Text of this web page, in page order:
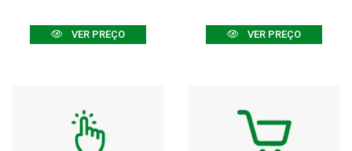
VER PREÇO VER PREÇO